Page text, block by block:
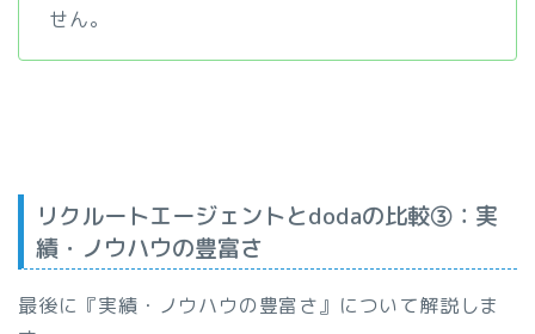
せん。
リクルートエージェントとdodaの比較③：実
績・ノウハウの豊富さ
最後に『実績・ノウハウの豊富さ』について解説しま